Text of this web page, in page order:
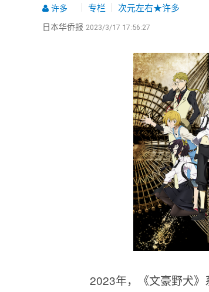
许多 专栏 次元左右★许多
日本华侨报 2023/3/17 17:56:27
2023年，《文豪野犬